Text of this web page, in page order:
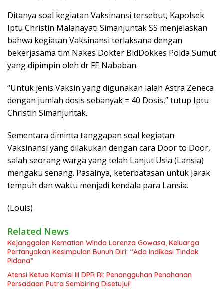
Ditanya soal kegiatan Vaksinansi tersebut, Kapolsek
Iptu Christin Malahayati Simanjuntak SS menjelaskan
bahwa kegiatan Vaksinansi terlaksana dengan
bekerjasama tim Nakes Dokter BidDokkes Polda Sumut
yang dipimpin oleh dr FE Nababan.
“Untuk jenis Vaksin yang digunakan ialah Astra Zeneca
dengan jumlah dosis sebanyak = 40 Dosis,” tutup Iptu
Christin Simanjuntak.
Sementara diminta tanggapan soal kegiatan
Vaksinansi yang dilakukan dengan cara Door to Door,
salah seorang warga yang telah Lanjut Usia (Lansia)
mengaku senang. Pasalnya, keterbatasan untuk Jarak
tempuh dan waktu menjadi kendala para Lansia.
(Louis)
Related News
Kejanggalan Kematian Winda Lorenza Gowasa, Keluarga
Pertanyakan Kesimpulan Bunuh Diri: “Ada Indikasi Tindak
Pidana”
Atensi Ketua Komisi III DPR RI: Penangguhan Penahanan
Persadaan Putra Sembiring Disetujui!